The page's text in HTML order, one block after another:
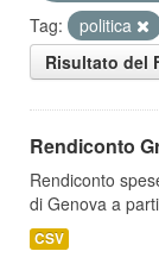
Tag:
politica
Risultato del
Rendiconto
Rendiconto
di Genova a
CSV